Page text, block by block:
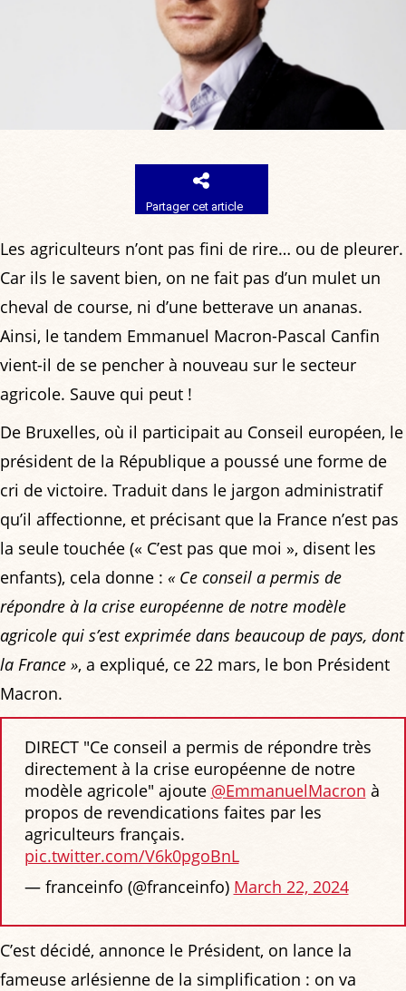
Partager cet article
Les agriculteurs n’ont pas fini de rire… ou de pleurer.
Car ils le savent bien, on ne fait pas d’un mulet un
cheval de course, ni d’une betterave un ananas.
Ainsi, le tandem Emmanuel Macron-Pascal Canfin
vient-il de se pencher à nouveau sur le secteur
agricole. Sauve qui peut !
De Bruxelles, où il participait au Conseil européen, le
président de la République a poussé une forme de
cri de victoire. Traduit dans le jargon administratif
qu’il affectionne, et précisant que la France n’est pas
la seule touchée (« C’est pas que moi », disent les
enfants), cela donne : « Ce conseil a permis de
répondre à la crise européenne de notre modèle
agricole qui s’est exprimée dans beaucoup de pays, dont
la France », a expliqué, ce 22 mars, le bon Président
Macron.
DIRECT "Ce conseil a permis de répondre très
directement à la crise européenne de notre
modèle agricole" ajoute @EmmanuelMacron à
propos de revendications faites par les
agriculteurs français.
pic.twitter.com/V6k0pgoBnL
— franceinfo (@franceinfo) March 22, 2024
C’est décidé, annonce le Président, on lance la
fameuse arlésienne de la simplification : on va